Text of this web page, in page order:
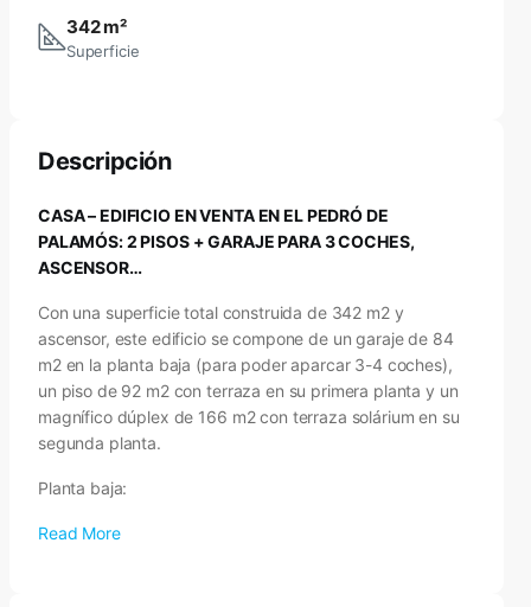
342 m²
Superficie
Descripción
CASA – EDIFICIO EN VENTA EN EL PEDRÓ DE
PALAMÓS: 2 PISOS + GARAJE PARA 3 COCHES,
ASCENSOR…
Con una superficie total construida de 342 m2 y
ascensor, este edificio se compone de un garaje de 84
m2 en la planta baja (para poder aparcar 3-4 coches),
un piso de 92 m2 con terraza en su primera planta y un
magnífico dúplex de 166 m2 con terraza solárium en su
segunda planta.
Planta baja:
Read More